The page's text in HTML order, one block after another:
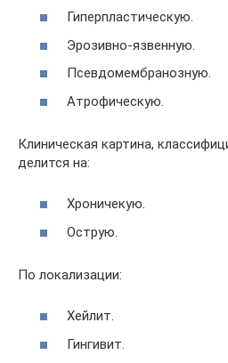
Гиперпластическую.
Эрозивно-язвенную.
Псевдомембранозную.
Атрофическую.
Клиническая картина,
делится на:
Хроничекую.
Острую.
По локализации:
Хейлит.
Гингивит.